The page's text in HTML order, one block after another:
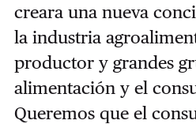
creara una nueva
la industria
productor y grandes
alimentación y el
Queremos que el